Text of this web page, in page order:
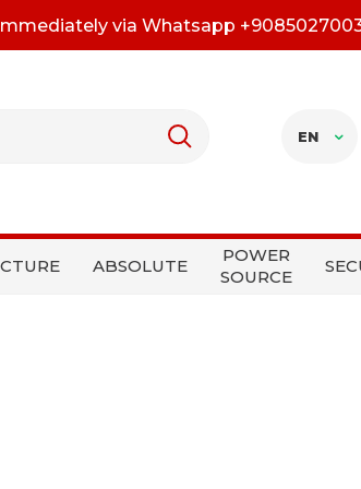
via Whatsapp
EN
ABSOLUTE
POWER
SOURCE